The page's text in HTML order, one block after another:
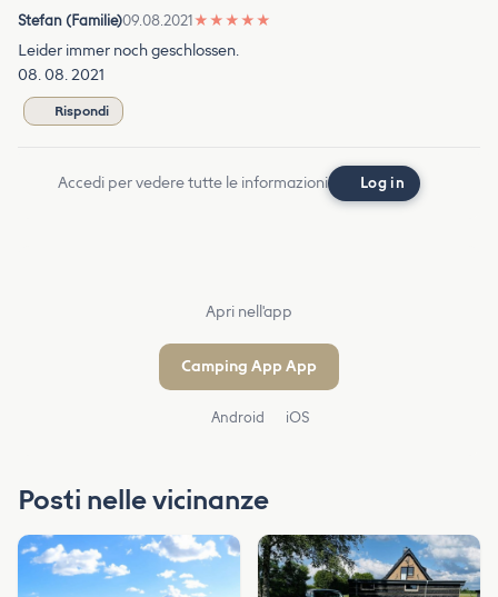
Stefan (Familie)09.08.2021★ ★ ★ ★ ★
Leider immer noch geschlossen.
08. 08. 2021
Rispondi
Accedi per vedere tutte le informazioni Log in
Apri nell'app
Camping App App
Android iOS
Posti nelle vicinanze